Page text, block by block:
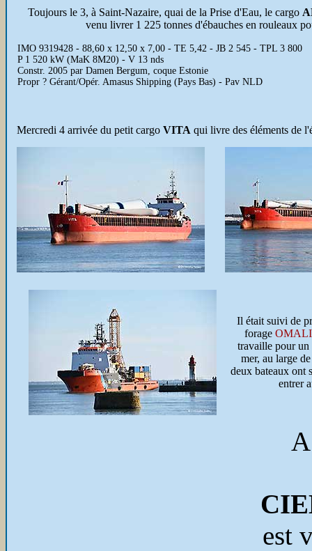
Toujours le 3, à Saint-Nazaire, quai de la Prise d'Eau, le cargo
venu livrer 1 225 tonnes d'ébauches en rouleaux
IMO 9319428 - 88,60 x 12,50 x 7,00 - TE 5,42 - JB 2 545 - TPL 3 800
P 1 520 kW (MaK 8M20) - V 13 nds
Constr. 2005 par Damen Bergum, coque Estonie
Propr ? Gérant/Opér. Amasus Shipping (Pays Bas) - Pav NLD
Mercredi 4 arrivée du petit cargo VITA qui livre des éléments de
Il était suivi de
forage
travaille pour un
mer, au large
deux bateaux ont
entrer
est